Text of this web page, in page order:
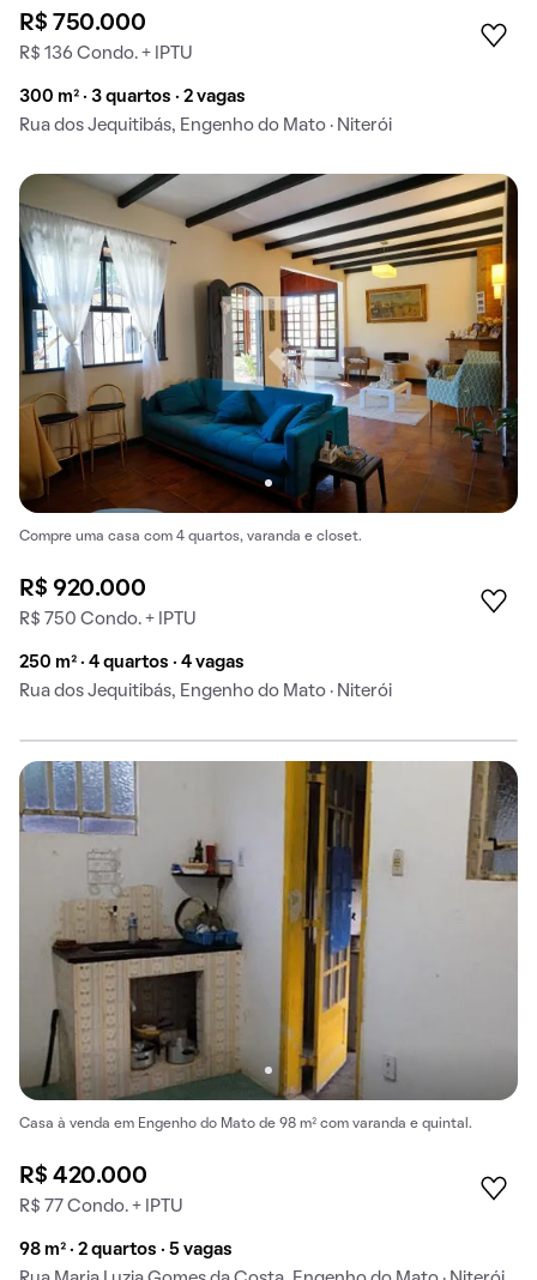
R$ 750.000
R$ 136 Condo. + IPTU
300 m² · 3 quartos · 2 vagas
Rua dos Jequitibás, Engenho do Mato · Niterói
Compre uma casa com 4 quartos, varanda e closet.
R$ 920.000
R$ 750 Condo. + IPTU
250 m² · 4 quartos · 4 vagas
Rua dos Jequitibás, Engenho do Mato · Niterói
Casa à venda em Engenho do Mato de 98 m² com varanda e quintal.
R$ 420.000
R$ 77 Condo. + IPTU
98 m² · 2 quartos · 5 vagas